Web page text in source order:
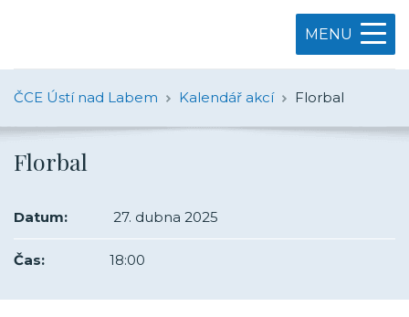
MENU
ČCE Ústí nad Labem Kalendář akcí Florbal
Florbal
Datum: 27. dubna 2025
Čas: 18:00